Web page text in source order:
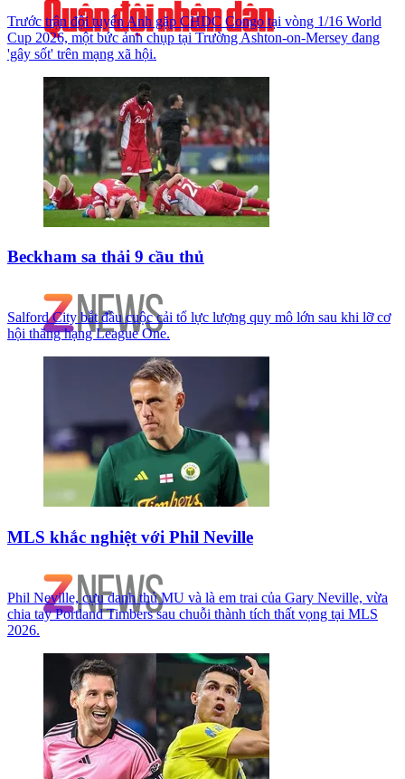
Trước trận đội tuyển Anh gặp CHDC Congo tại vòng 1/16 World
Cup 2026, một bức ảnh chụp tại Trường Ashton-on-Mersey đang
'gây sốt' trên mạng xã hội.
Beckham sa thải 9 cầu thủ
Salford City bắt đầu cuộc cải tổ lực lượng quy mô lớn sau khi lỡ cơ
hội thăng hạng League One.
MLS khắc nghiệt với Phil Neville
Phil Neville, cựu danh thủ MU và là em trai của Gary Neville, vừa
chia tay Portland Timbers sau chuỗi thành tích thất vọng tại MLS
2026.